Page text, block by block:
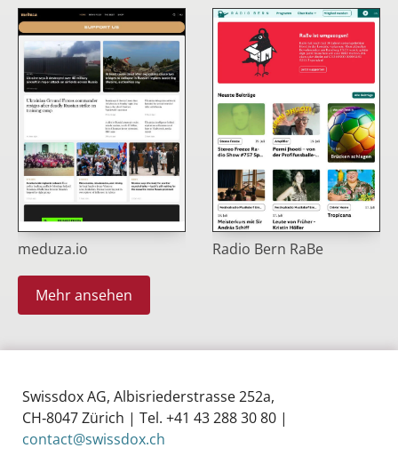
meduza.io Radio Bern RaBe
Mehr ansehen
Swissdox AG, Albisriederstrasse 252a,
CH‑8047 Zürich | Tel. +41 43 288 30 80 |
contact@swissdox.ch